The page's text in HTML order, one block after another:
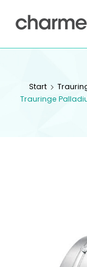
Bijoux
Start
Trauringe